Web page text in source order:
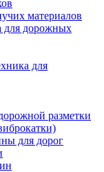
материалов
для дорожных
для
разметки
для дорог